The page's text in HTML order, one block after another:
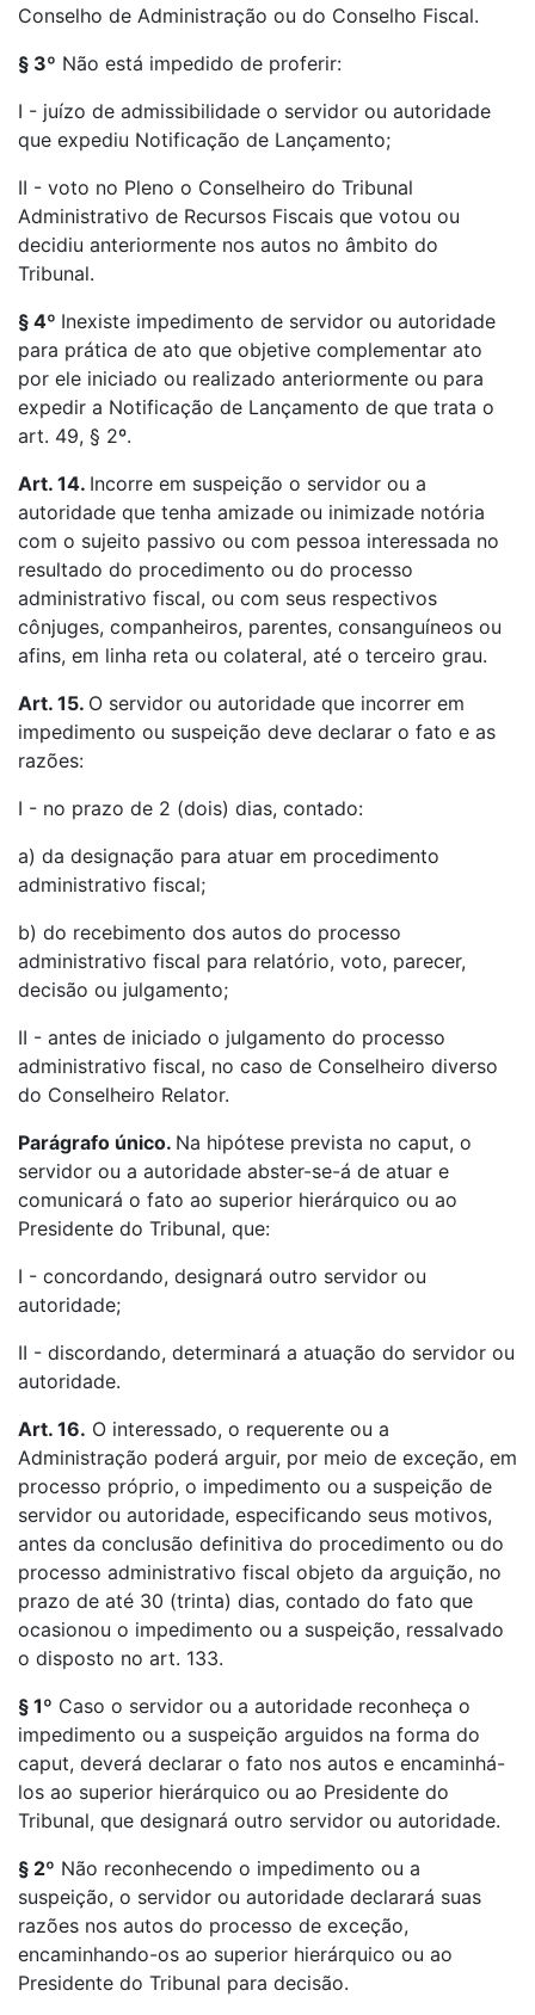
Conselho de Administração ou do Conselho Fiscal.
§ 3º Não está impedido de proferir:
I - juízo de admissibilidade o servidor ou autoridade
que expediu Notificação de Lançamento;
II - voto no Pleno o Conselheiro do Tribunal
Administrativo de Recursos Fiscais que votou ou
decidiu anteriormente nos autos no âmbito do
Tribunal.
§ 4º Inexiste impedimento de servidor ou autoridade
para prática de ato que objetive complementar ato
por ele iniciado ou realizado anteriormente ou para
expedir a Notificação de Lançamento de que trata o
art. 49, § 2º.
Art. 14. Incorre em suspeição o servidor ou a
autoridade que tenha amizade ou inimizade notória
com o sujeito passivo ou com pessoa interessada no
resultado do procedimento ou do processo
administrativo fiscal, ou com seus respectivos
cônjuges, companheiros, parentes, consanguíneos ou
afins, em linha reta ou colateral, até o terceiro grau.
Art. 15. O servidor ou autoridade que incorrer em
impedimento ou suspeição deve declarar o fato e as
razões:
I - no prazo de 2 (dois) dias, contado:
a) da designação para atuar em procedimento
administrativo fiscal;
b) do recebimento dos autos do processo
administrativo fiscal para relatório, voto, parecer,
decisão ou julgamento;
II - antes de iniciado o julgamento do processo
administrativo fiscal, no caso de Conselheiro diverso
do Conselheiro Relator.
Parágrafo único. Na hipótese prevista no caput, o
servidor ou a autoridade abster-se-á de atuar e
comunicará o fato ao superior hierárquico ou ao
Presidente do Tribunal, que:
I - concordando, designará outro servidor ou
autoridade;
II - discordando, determinará a atuação do servidor ou
autoridade.
Art. 16. O interessado, o requerente ou a
Administração poderá arguir, por meio de exceção, em
processo próprio, o impedimento ou a suspeição de
servidor ou autoridade, especificando seus motivos,
antes da conclusão definitiva do procedimento ou do
processo administrativo fiscal objeto da arguição, no
prazo de até 30 (trinta) dias, contado do fato que
ocasionou o impedimento ou a suspeição, ressalvado
o disposto no art. 133.
§ 1º Caso o servidor ou a autoridade reconheça o
impedimento ou a suspeição arguidos na forma do
caput, deverá declarar o fato nos autos e encaminhá-
los ao superior hierárquico ou ao Presidente do
Tribunal, que designará outro servidor ou autoridade.
§ 2º Não reconhecendo o impedimento ou a
suspeição, o servidor ou autoridade declarará suas
razões nos autos do processo de exceção,
encaminhando-os ao superior hierárquico ou ao
Presidente do Tribunal para decisão.